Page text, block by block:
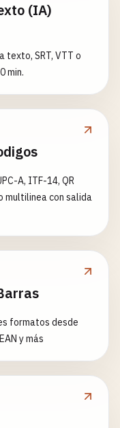
(IA)
SRT, VTT o
min.
A, ITF-14, QR
multilinea con salida
formatos desde
y más